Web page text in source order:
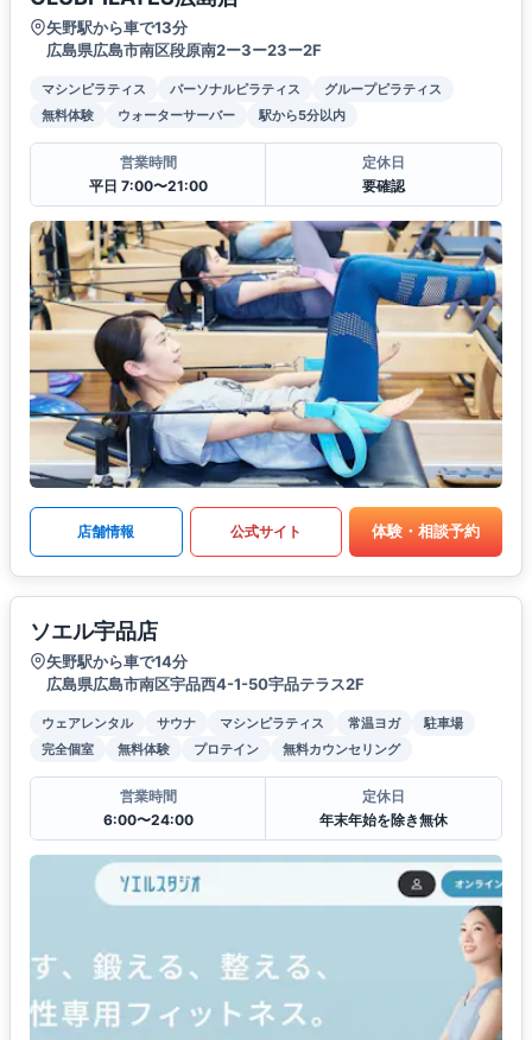
矢野駅から車で13分
広島県広島市南区段原南2ー3ー23ー2F
マシンピラティス パーソナルピラティス
グループピラティス
無料体験
ウォーターサーバー 駅から5分以内
営業時間
平日 7:00〜21:00
定休日
要確認
店舗情報 公式サイト 体験・相談予約
ソエル宇品店
矢野駅から車で14分
広島県広島市南区宇品西4-1-50宇品テラス2F
ウェアレンタル サウナ マシンピラティス 常温ヨガ
駐車場
完全個室
無料体験 プロテイン 無料カウンセリング
営業時間
6:00〜24:00
定休日
年末年始を除き無休